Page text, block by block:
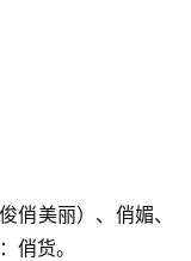
俏美丽）、俏媚、
俏货。